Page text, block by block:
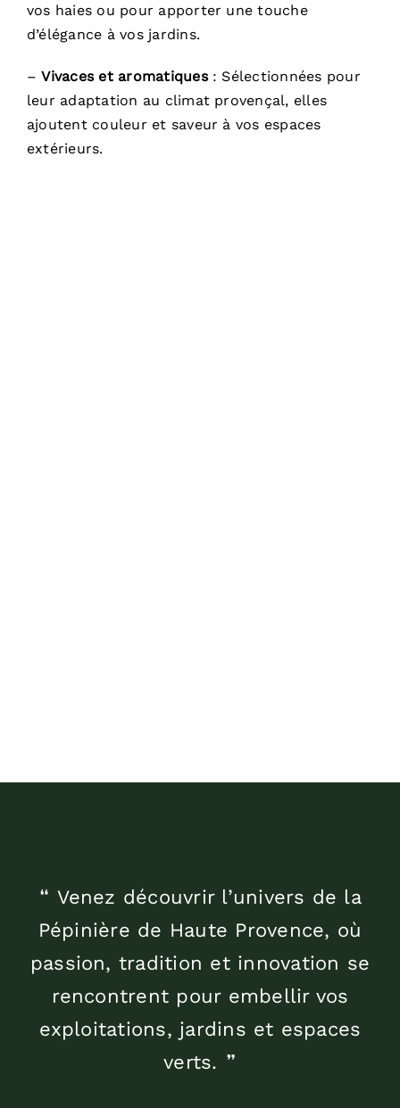
vos haies ou pour apporter une touche
d’élégance à vos jardins.
–Vivaces et aromatiques: Sélectionnées pour
leur adaptation au climat provençal, elles
ajoutent couleur et saveur à vos espaces
extérieurs.
❝ Venez découvrir l’univers de la
Pépinière de Haute Provence, où
passion, tradition et innovation se
rencontrent pour embellir vos
exploitations, jardins et espaces
verts. ❞